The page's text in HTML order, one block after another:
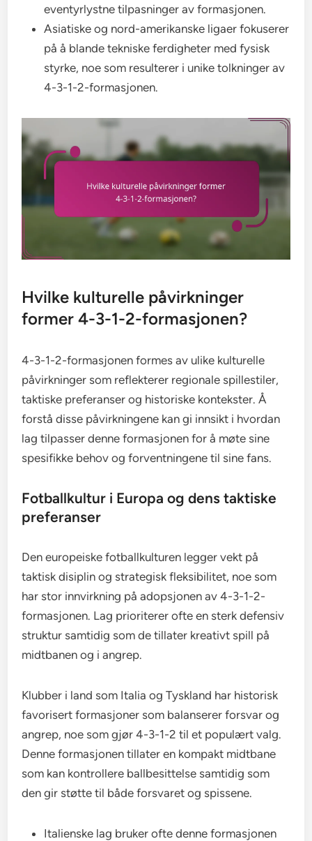
eventyrlystne tilpasninger av formasjonen.
Asiatiske og nord-amerikanske ligaer fokuserer
på å blande tekniske ferdigheter med fysisk
styrke, noe som resulterer i unike tolkninger av
4-3-1-2-formasjonen.
Hvilke kulturelle påvirkninger
former 4-3-1-2-formasjonen?
4-3-1-2-formasjonen formes av ulike kulturelle
påvirkninger som reflekterer regionale spillestiler,
taktiske preferanser og historiske kontekster. Å
forstå disse påvirkningene kan gi innsikt i hvordan
lag tilpasser denne formasjonen for å møte sine
spesifikke behov og forventningene til sine fans.
Fotballkultur i Europa og dens taktiske
preferanser
Den europeiske fotballkulturen legger vekt på
taktisk disiplin og strategisk fleksibilitet, noe som
har stor innvirkning på adopsjonen av 4-3-1-2-
formasjonen. Lag prioriterer ofte en sterk defensiv
struktur samtidig som de tillater kreativt spill på
midtbanen og i angrep.
Klubber i land som Italia og Tyskland har historisk
favorisert formasjoner som balanserer forsvar og
angrep, noe som gjør 4-3-1-2 til et populært valg.
Denne formasjonen tillater en kompakt midtbane
som kan kontrollere ballbesittelse samtidig som
den gir støtte til både forsvaret og spissene.
Italienske lag bruker ofte denne formasjonen